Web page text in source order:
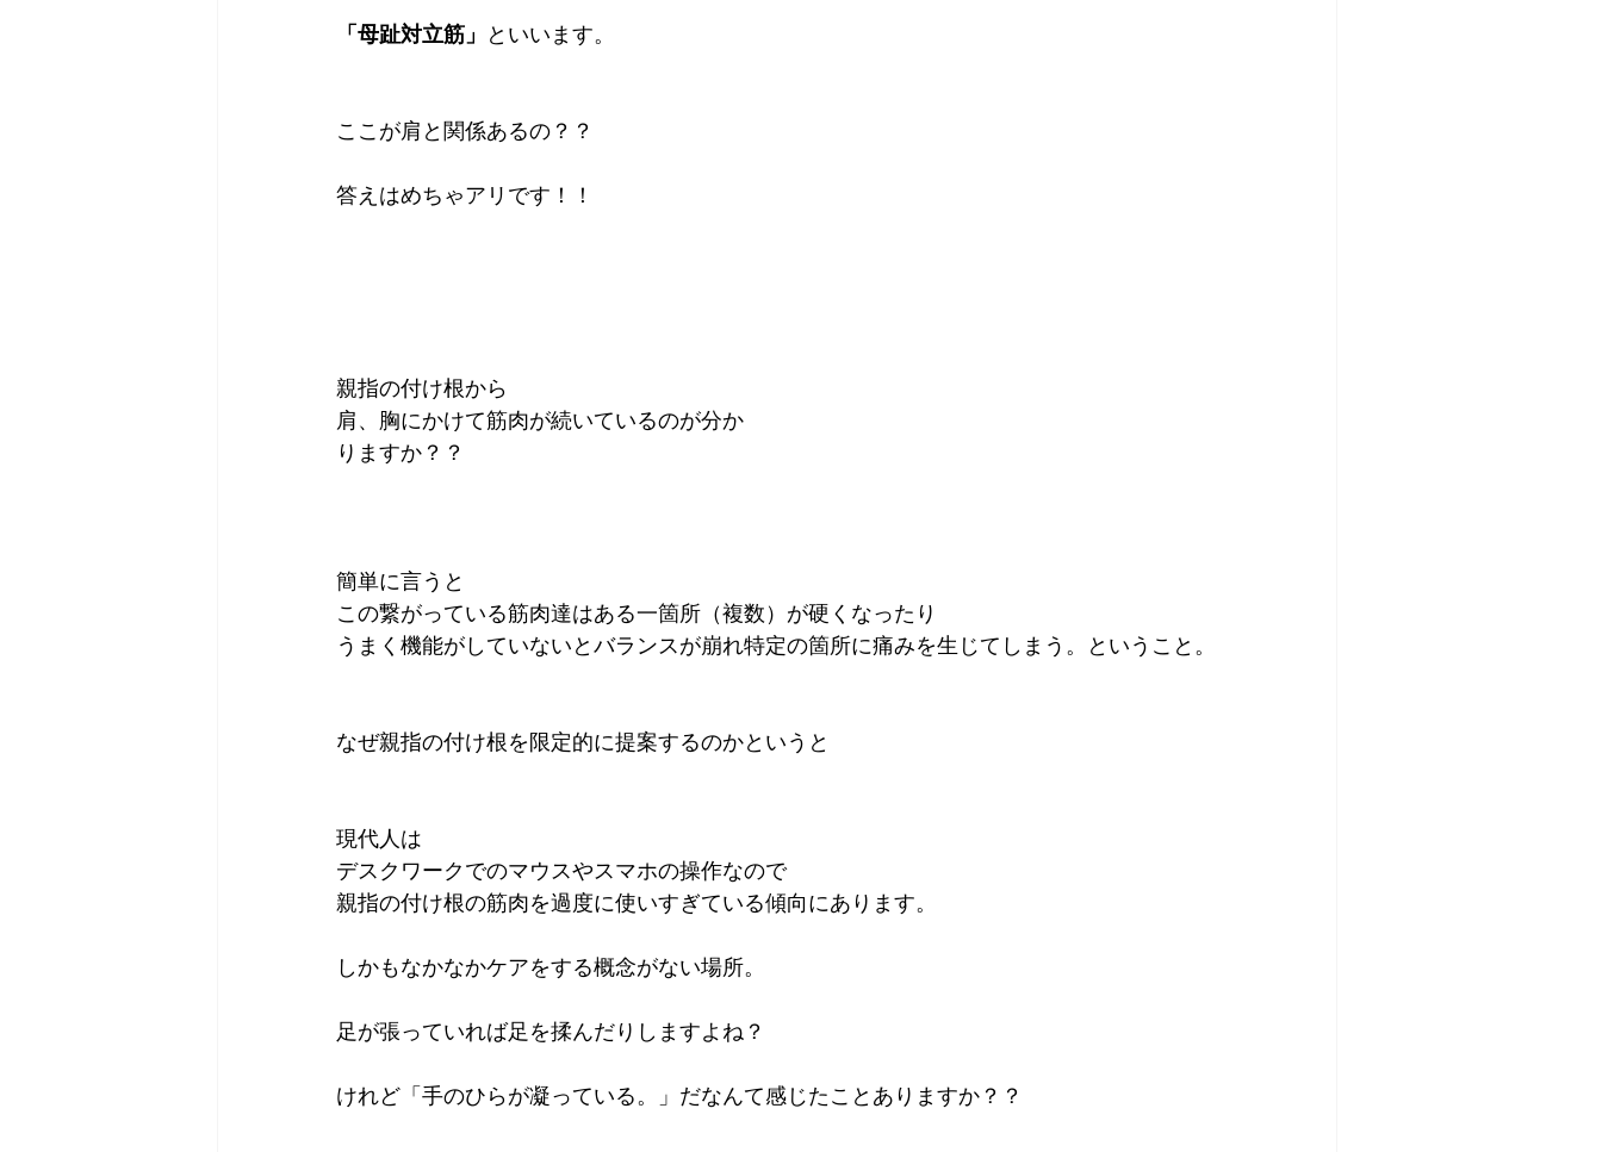
「母趾対立筋」 といいます。
ここが肩と関係あるの？？
答えはめちゃアリです！！
親指の付け根から
肩、胸にかけて筋肉が続いているのが分か
りますか？？
簡単に言うと
この繋がっている筋肉達はある一箇所（複数）が硬くなったり
うまく機能がしていないとバランスが崩れ特定の箇所に痛みを生じてしまう。ということ。
なぜ親指の付け根を限定的に提案するのかというと
現代人は
デスクワークでのマウスやスマホの操作なので
親指の付け根の筋肉を過度に使いすぎている傾向にあります。
しかもなかなかケアをする概念がない場所。
足が張っていれば足を揉んだりしますよね？
けれど「手のひらが凝っている。」だなんて感じたことありますか？？